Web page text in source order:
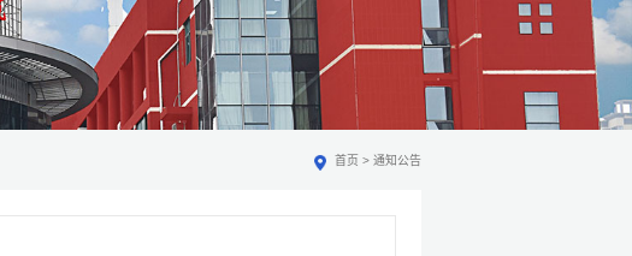
首页 > 通知公告